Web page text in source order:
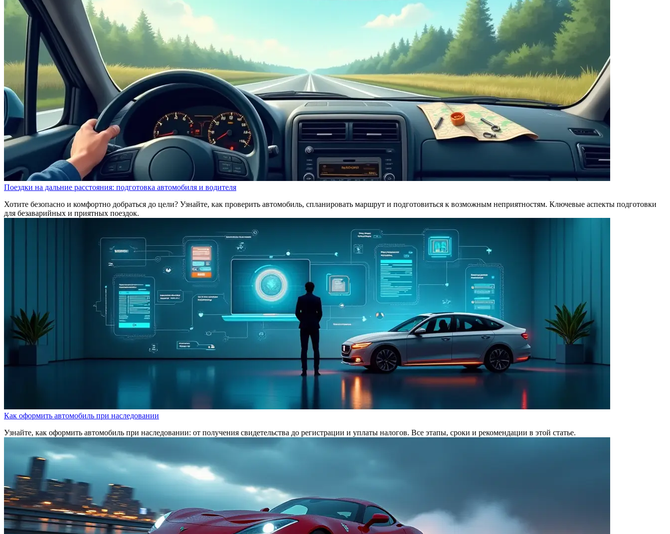
Поездки на дальние расстояния: подготовка автомобиля и водителя
Хотите безопасно и комфортно добраться до цели? Узнайте, как проверить автомобиль, спланировать маршрут и подготовиться к возможным неприятностям. Ключевые аспекты подготовки
для безаварийных и приятных поездок.
Как оформить автомобиль при наследовании
Узнайте, как оформить автомобиль при наследовании: от получения свидетельства до регистрации и уплаты налогов. Все этапы, сроки и рекомендации в этой статье.